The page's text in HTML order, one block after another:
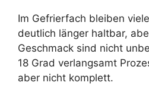
Im Gefrierfach bleiben
deutlich länger haltbar,
Geschmack sind nicht
18 Grad verlangsamt
aber nicht komplett.